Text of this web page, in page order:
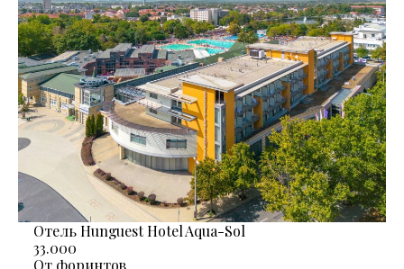
Отель Hunguest Hotel Aqua-Sol
33.000
От форинтов